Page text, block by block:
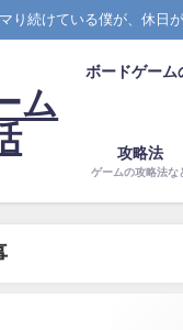
り続けている僕が、休日
ム
ボードゲーム
攻略法
ゲームの攻略法な